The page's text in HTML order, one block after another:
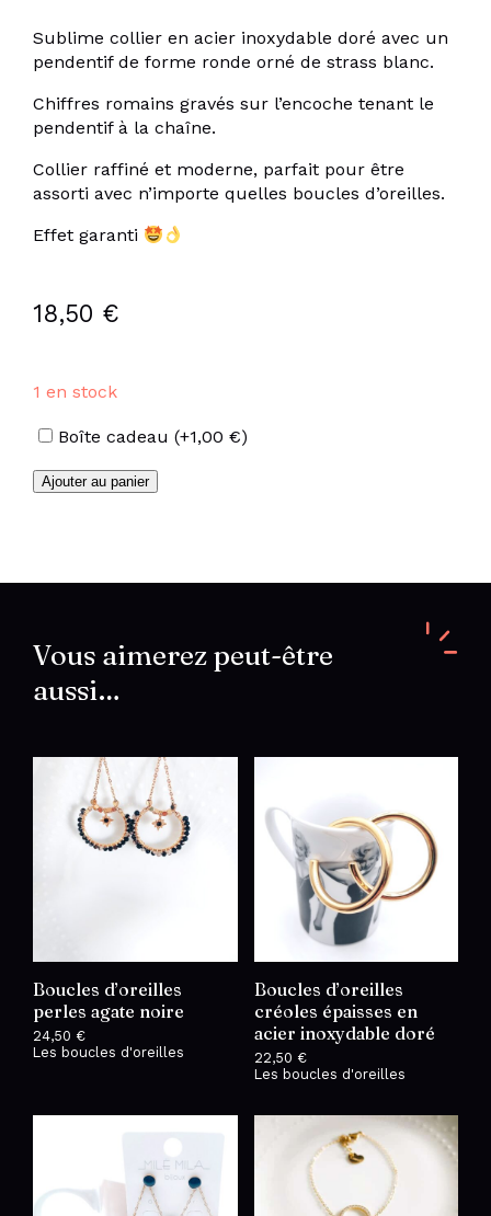
Sublime collier en acier inoxydable doré avec un
pendentif de forme ronde orné de strass blanc.
Chiffres romains gravés sur l’encoche tenant le
pendentif à la chaîne.
Collier raffiné et moderne, parfait pour être
assorti avec n’importe quelles boucles d’oreilles.
Effet garanti
18,50 €
1 en stock
Options
Boîte cadeau (+1,00 €)
quantité
strass
en
acier
inoxydable
Ajouter au panier
Vous aimerez peut-être
aussi…
Boucles d’oreilles
perles agate noire
24,50 €
Les boucles d'oreilles
Boucles d’oreilles
créoles épaisses en
acier inoxydable doré
22,50 €
Les boucles d'oreilles